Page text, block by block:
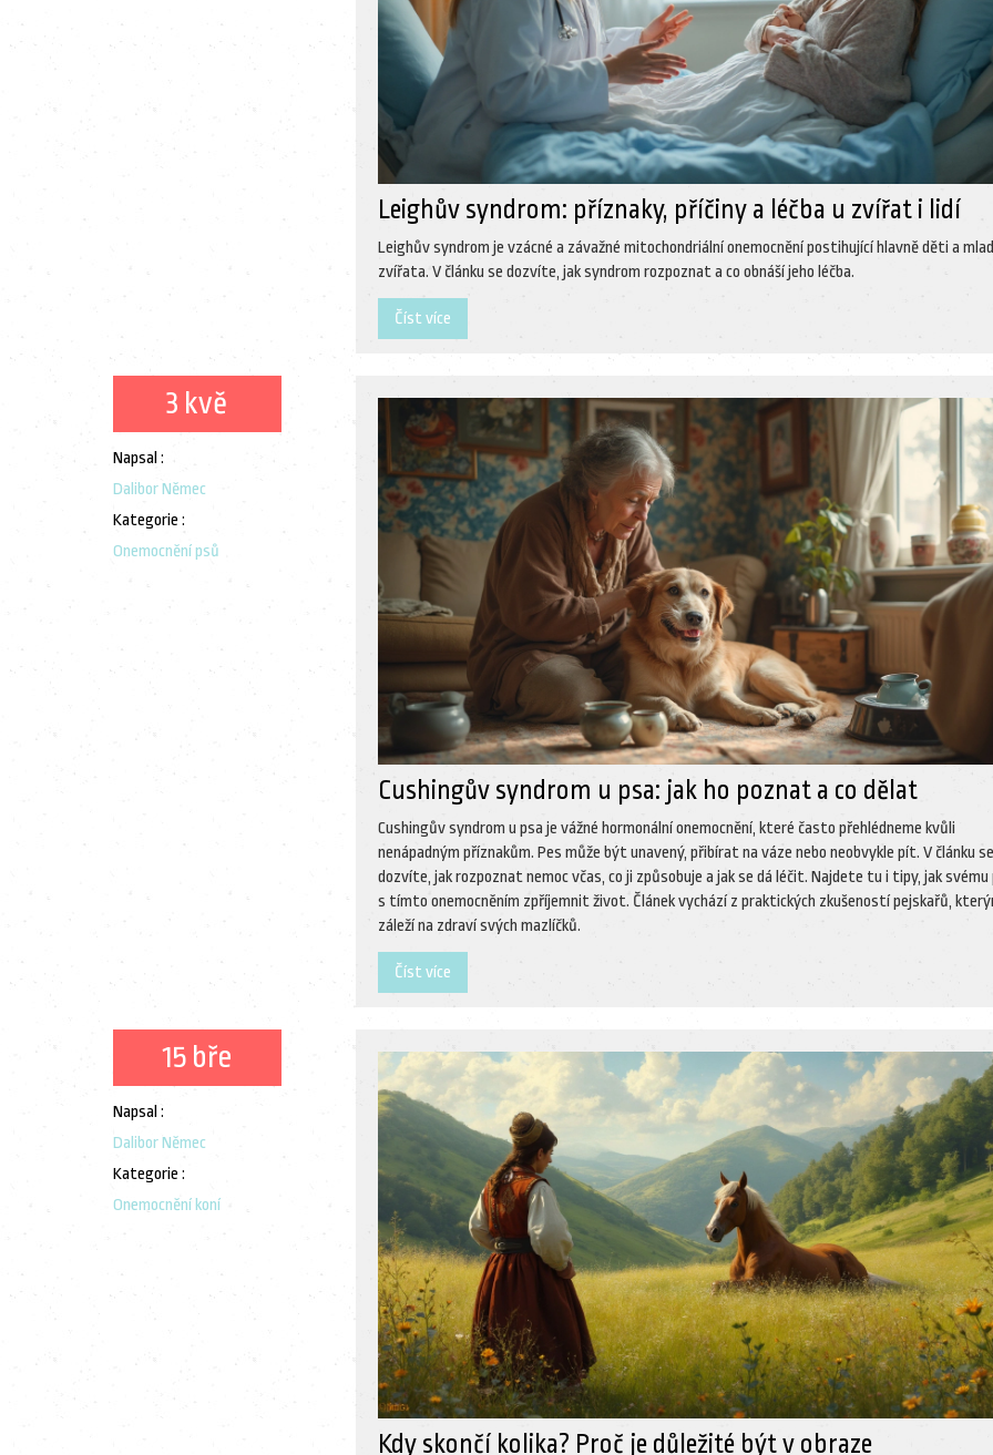
Leighův syndrom: příznaky, příčiny a léčba u zvířat i lidí
Leighův syndrom je vzácné a závažné mitochondriální onemocnění postihující hlavně děti a
zvířata. V článku se dozvíte, jak syndrom rozpoznat a co obnáší jeho léčba.
Číst více
3 kvě
Napsal :
Dalibor Němec
Kategorie :
Onemocnění psů
Cushingův syndrom u psa: jak ho poznat a co dělat
Cushingův syndrom u psa je vážné hormonální onemocnění, které často přehlédneme kvůli
nenápadným příznakům. Pes může být unavený, přibírat na váze nebo neobvykle pít. V článku
dozvíte, jak rozpoznat nemoc včas, co ji způsobuje a jak se dá léčit. Najdete tu i tipy, jak svému
s tímto onemocněním zpříjemnit život. Článek vychází z praktických zkušeností pejskařů,
záleží na zdraví svých mazlíčků.
Číst více
15 bře
Napsal :
Dalibor Němec
Kategorie :
Onemocnění koní
Kdy skončí kolika? Proč je důležité být v obraze